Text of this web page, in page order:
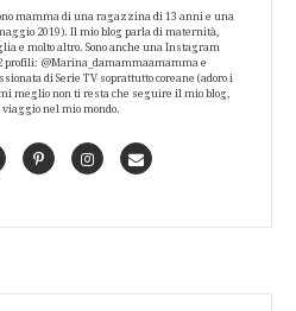
mamma di una ragazzina di 13 anni e una
2019). Il mio blog parla di maternità,
e molto altro. Sono anche una Instagram
profili: @Marina_damammaamamma e
di Serie TV soprattutto coreane (adoro i
meglio non ti resta che seguire il mio blog,
nel mio mondo.
TwitterPinterestInstagramContact